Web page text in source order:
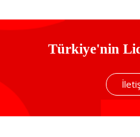
Türkiye'nin